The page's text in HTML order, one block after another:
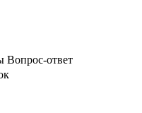
Вопрос-ответ